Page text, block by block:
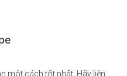
một cách tốt nhất. Hãy liên